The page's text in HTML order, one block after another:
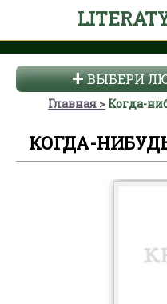
ВЫБЕРИ
Главная Когда-
КОГДА-